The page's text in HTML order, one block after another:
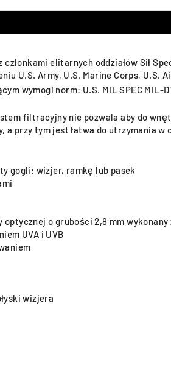
elitarnych oddziałów Sił
Army, U.S. Marine Corps, U.S.
norm: U.S. MIL SPEC MIL-
filtracyjny nie pozwala aby do
przy tym jest łatwa do utrzymania
gogli: wizjer, ramkę lub pasek
o grubości 2,8 mm
UVA i UVB
wizjera